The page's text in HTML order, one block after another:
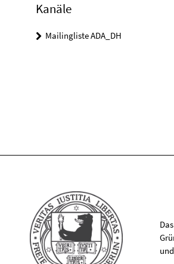
Kanäle
Mailingliste ADA_DH